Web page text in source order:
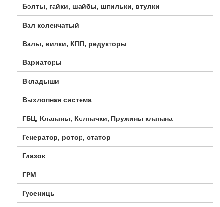
Болты, гайки, шайбы, шпильки, втулки
Вал коленчатый
Валы, вилки, КПП, редукторы
Вариаторы
Вкладыши
Выхлопная система
ГБЦ, Клапаны, Колпачки, Пружины клапана
Генератор, ротор, статор
Глазок
ГРМ
Гусеницы